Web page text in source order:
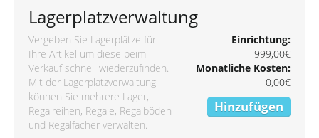
Lagerplatzverwaltung
Vergeben Sie Lagerplätze für
Ihre Artikel um diese beim
Verkauf schnell wiederzufinden.
Mit der Lagerplatzverwaltung
können Sie mehrere Lager,
Regalreihen, Regale, Regalböden
und Regalfächer verwalten.
Einrichtung:
999,00€
Monatliche Kosten:
0,00€
Hinzufügen